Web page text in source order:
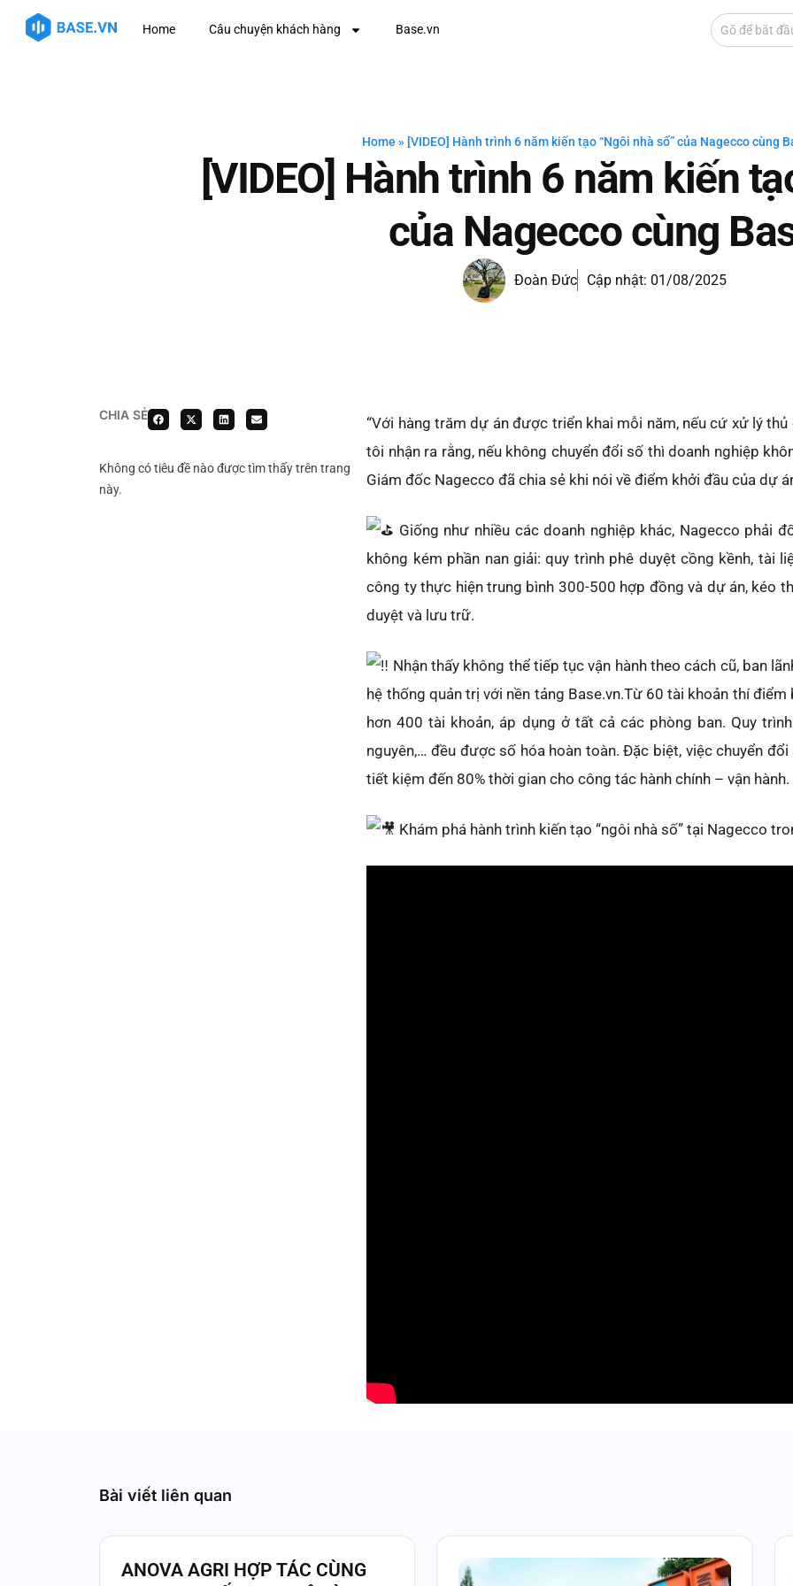
Home Câu chuyện khách hàng Base.vn
Home » [VIDEO] Hành trình 6 năm kiến tạo “Ngôi nhà số” của Nagecco cùng
[VIDEO] Hành trình 6 năm kiến
của Nagecco cùng
Đoàn Đức Cập nhật: 01/08/2025
CHIA SẺ
Không có tiêu đề nào được tìm thấy trên trang
này.
“Với hàng trăm dự án được triển khai mỗi năm, nếu cứ xử lý
tôi nhận ra rằng, nếu không chuyển đổi số thì doanh nghiệp
Giám đốc Nagecco đã chia sẻ khi nói về điểm khởi đầu của dự
Giống như nhiều các doanh nghiệp khác, Nagecco phải
không kém phần nan giải: quy trình phê duyệt cồng kềnh, tài
công ty thực hiện trung bình 300-500 hợp đồng và dự án, kéo
duyệt và lưu trữ.
Nhận thấy không thể tiếp tục vận hành theo cách cũ, ban
hệ thống quản trị với nền tảng Base.vn.Từ 60 tài khoản thí
hơn 400 tài khoản, áp dụng ở tất cả các phòng ban. Quy
nguyên,… đều được số hóa hoàn toàn. Đặc biệt, việc chuyển
tiết kiệm đến 80% thời gian cho công tác hành chính – vận hành.
Khám phá hành trình kiến tạo “ngôi nhà số” tại Nagecco
Bài viết liên quan
ANOVA AGRI HỢP TÁC CÙNG